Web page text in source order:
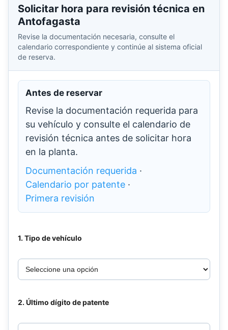
Solicitar hora para revisión técnica en
Antofagasta
Revise la documentación necesaria, consulte el
calendario correspondiente y continúe al sistema oficial
de reserva.
Antes de reservar
Revise la documentación requerida para
su vehículo y consulte el calendario de
revisión técnica antes de solicitar hora
en la planta.
Documentación requerida ·
Calendario por patente ·
Primera revisión
1. Tipo de vehículo
2. Último dígito de patente